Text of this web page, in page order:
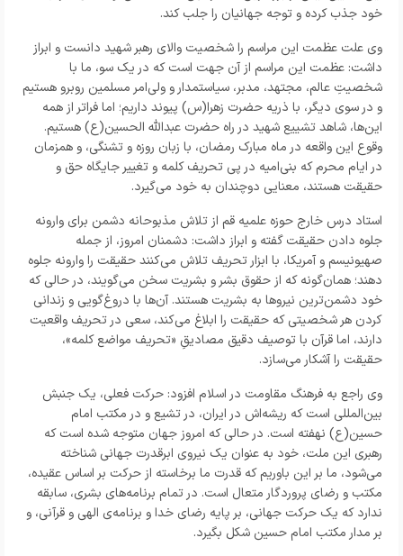
خود جذب کرده و توجه جهانیان را جلب کند.
وی علت عظمت این مراسم را شخصیت والای رهبر شهید دانست و ابراز
داشت: عظمت این مراسم از آن جهت است که در یک سو، ما با
شخصیتِ عالم، مجتهد، مدبر، سیاستمدار و ولی‌امر مسلمین روبرو هستیم
و در سوی دیگر، با ذریه حضرت زهرا(س) پیوند داریم؛ اما فراتر از همه
این‌ها، شاهد تشییع شهید در راه حضرت عبدالله الحسین(ع) هستیم.
وقوع این واقعه در ماه مبارک رمضان، با زبان روزه و تشنگی، و همزمان
در ایام محرم که بنی‌امیه در پی تحریف کلمه و تغییر جایگاه حق و
حقیقت هستند، معنایی دوچندان به خود می‌گیرد.
استاد درس خارج حوزه علمیه قم از تلاش مذبوحانه دشمن برای وارونه
جلوه دادن حقیقت گفته و ابراز داشت: دشمنان امروز، از جمله
صهیونیسم و آمریکا، با ابزار تحریف تلاش می‌کنند حقیقت را وارونه جلوه
دهند؛ همان‌گونه که از حقوق بشر و بشریت سخن می‌گویند، در حالی که
خود دشمن‌ترین نیروها به بشریت هستند. آن‌ها با دروغ‌گویی و زندانی
کردن هر شخصیتی که حقیقت را ابلاغ می‌کند، سعی در تحریف واقعیت
دارند، اما قرآن با توصیف دقیق مصادیقِ «تحریف مواضع کلمه»،
حقیقت را آشکار می‌سازد.
وی راجع به فرهنگ مقاومت در اسلام افزود: حرکت فعلی، یک جنبش
بین‌المللی است که ریشه‌اش در ایران، در تشیع و در مکتب امام
حسین(ع) نهفته است. در حالی که امروز جهان متوجه شده است که
رهبری این ملت، خود به عنوان یک نیروی ابرقدرت جهانی شناخته
می‌شود، ما بر این باوریم که قدرت ما برخاسته از حرکت بر اساس عقیده،
مکتب و رضای پروردگار متعال است. در تمام برنامه‌های بشری، سابقه
ندارد که یک حرکت جهانی، بر پایه رضای خدا و برنامه‌ی الهی و قرآنی، و
بر مدار مکتب امام حسین شکل بگیرد.